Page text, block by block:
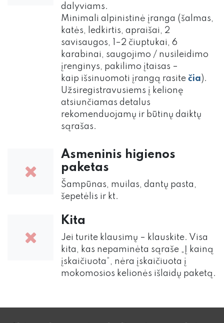
dalyviams.
Minimali alpinistinė įranga (šalmas,
katės, ledkirtis, apraišai, 2
savisaugos, 1–2 čiuptukai, 6
karabinai, saugojimo / nusileidimo
įrenginys, pakilimo įtaisas –
kaip išsinuomoti įrangą rasite čia).
Užsiregistravusiems į kelionę
atsiunčiamas detalus
rekomenduojamų ir būtinų daiktų
sąrašas.
Asmeninis higienos
paketas
Šampūnas, muilas, dantų pasta,
šepetėlis ir kt.
Kita
Jei turite klausimų – klauskite. Visa
kita, kas nepaminėta sąraše „Į kainą
įskaičiuota“, nėra įskaičiuota į
mokomosios kelionės išlaidų paketą.